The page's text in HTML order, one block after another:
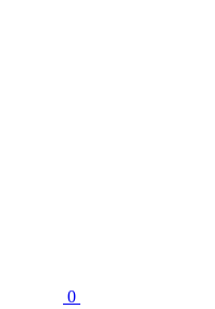
0